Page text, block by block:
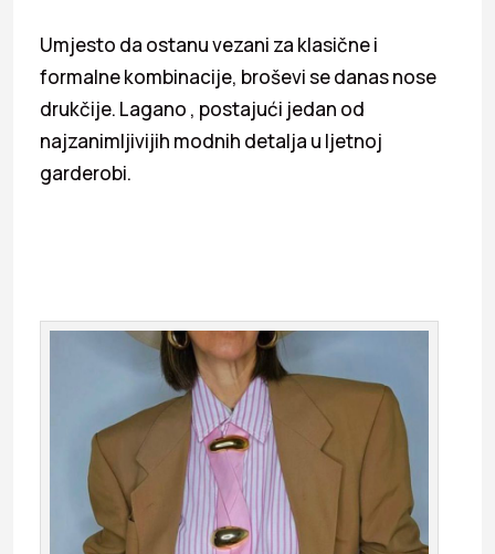
Umjesto da ostanu vezani za klasične i
formalne kombinacije, broševi se danas nose
drukčije. Lagano , postajući jedan od
najzanimljivijih modnih detalja u ljetnoj
garderobi.